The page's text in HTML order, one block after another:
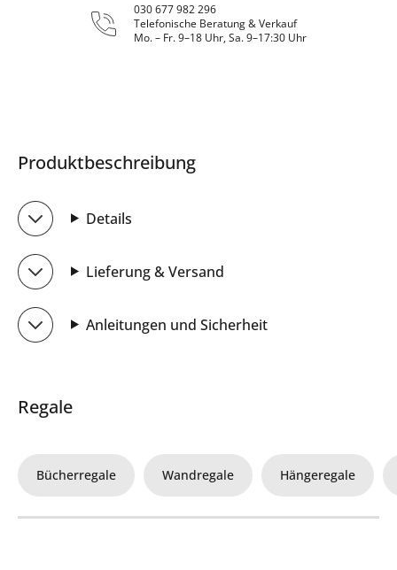
030 677 982 296
Telefonische Beratung & Verkauf
Mo. – Fr. 9–18 Uhr, Sa. 9–17:30 Uhr
Produktbeschreibung
Details
Lieferung & Versand
Anleitungen und Sicherheit
Regale
Bücherregale Wandregale Hängeregale